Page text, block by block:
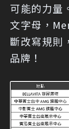
可能的力量
文字母，
斷改寫規則
品牌！